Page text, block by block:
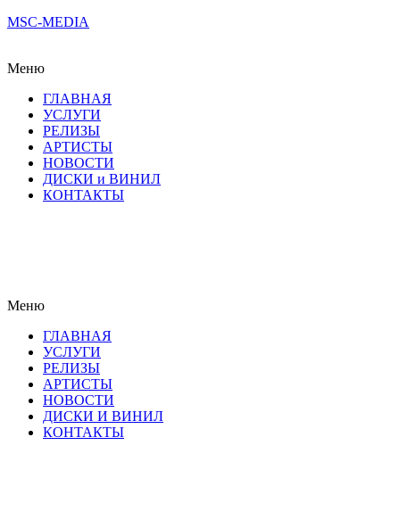
MSC-MEDIA
Меню
ГЛАВНАЯ
УСЛУГИ
РЕЛИЗЫ
АРТИСТЫ
НОВОСТИ
ДИСКИ и ВИНИЛ
КОНТАКТЫ
Меню
ГЛАВНАЯ
УСЛУГИ
РЕЛИЗЫ
АРТИСТЫ
НОВОСТИ
ДИСКИ И ВИНИЛ
КОНТАКТЫ